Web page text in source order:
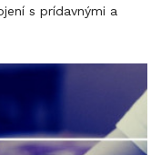
s prídavnými a